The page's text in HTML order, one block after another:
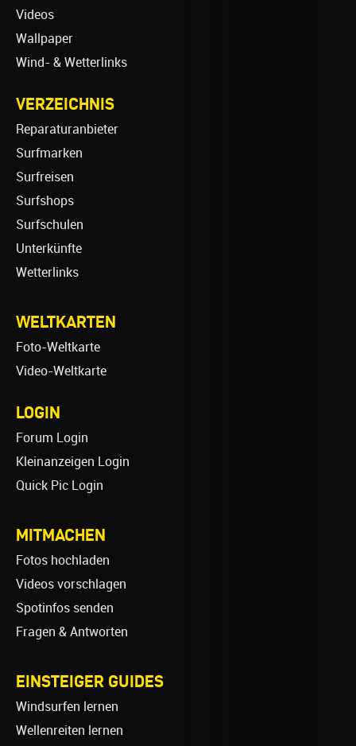
Videos
Wallpaper
Wind- & Wetterlinks
VERZEICHNIS
Reparaturanbieter
Surfmarken
Surfreisen
Surfshops
Surfschulen
Unterkünfte
Wetterlinks
WELTKARTEN
Foto-Weltkarte
Video-Weltkarte
LOGIN
Forum Login
Kleinanzeigen Login
Quick Pic Login
MITMACHEN
Fotos hochladen
Videos vorschlagen
Spotinfos senden
Fragen & Antworten
EINSTEIGER GUIDES
Windsurfen lernen
Wellenreiten lernen